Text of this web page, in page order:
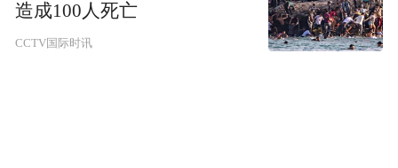
造成100人死亡
CCTV国际时讯